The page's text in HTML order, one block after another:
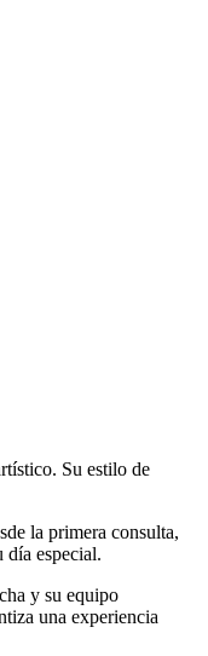
Su estilo de
la primera consulta,
día especial.
y su equipo
una experiencia